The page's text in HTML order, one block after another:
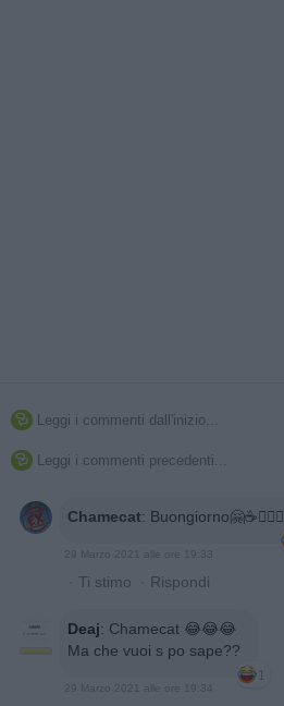
 Leggi i commenti dall'inizio...
 Leggi i commenti precedenti...
Chamecat: Buongiorno🤗☕🤷🏻‍♂️
29 Marzo 2021 alle ore 19:33
· Ti stimo · Rispondi
Deaj: Chamecat 😂😂😂
Ma che vuoi s po sape??
1
29 Marzo 2021 alle ore 19:34